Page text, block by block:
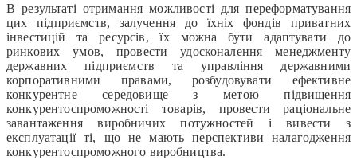
В результаті отримання можливості для переформатування
цих підприємств, залучення до їхніх фондів приватних
інвестицій та ресурсів, їх можна бути адаптувати до
ринкових умов, провести удосконалення менеджменту
державних підприємств та управління державними
корпоративними правами, розбудовувати ефективне
конкурентне середовище з метою підвищення
конкурентоспроможності товарів, провести раціональне
завантаження виробничих потужностей і вивести з
експлуатації ті, що не мають перспективи налагодження
конкурентоспроможного виробництва.